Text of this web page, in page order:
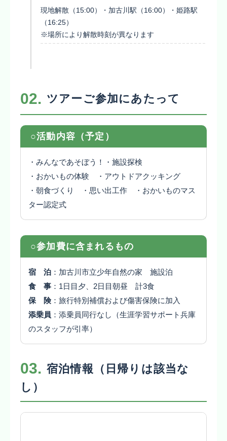
現地解散（15:00）・加古川駅（16:00）・姫路駅
（16:25）
※場所により解散時刻が異なります
02. ツアーご参加にあたって
○活動内容（予定）
・みんなであそぼう！・施設探検
・おかいもの体験 ・アウトドアクッキング
・朝食づくり ・思い出工作 ・おかいものマス
ター認定式
○参加費に含まれるもの
宿 泊 ：加古川市立少年自然の家 施設泊
食 事 ：1日目夕、2日目朝昼 計3食
保 険：旅行特別補償および傷害保険に加入
添乗員 ：添乗員同行なし（生涯学習サポート兵庫
のスタッフが引率）
03. 宿泊情報（日帰りは該当な
し）